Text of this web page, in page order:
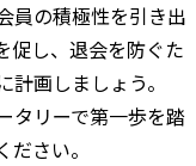
員の積極性を引き出
促し、退会を防ぐた
画しましょう。
タリーで第一歩を踏
さい。